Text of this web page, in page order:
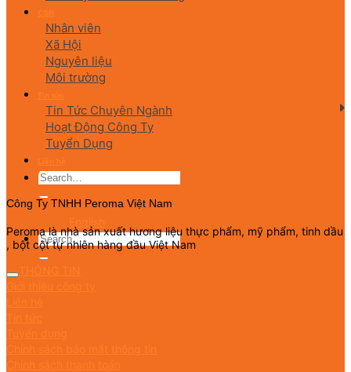
Nhân viên
Xã Hội
Nguyên liệu
Môi trường
Tin Tức Chuyên Ngành
Hoạt Động Công Ty
Tuyển Dụng
Công Ty TNHH Peroma Việt Nam
Peroma là nhà sản xuất hương liệu thực phẩm, mỹ phẩm, tinh dầu
, bột cột tự nhiên hàng đầu Việt Nam